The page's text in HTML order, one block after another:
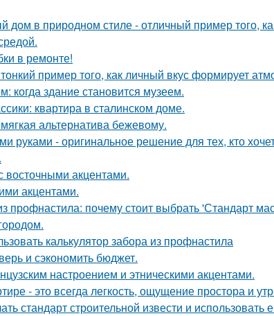
в природном стиле - отличный пример того,
в ремонте!
пример того, как личный вкус формирует
когда здание становится музеем.
квартира в сталинском доме.
альтернатива бежевому.
руками - оригинальное решение для тех, кто
акцентами.
акцентами.
профнастила: почему стоит выбрать 'Стандарт
калькулятор забора из профнастила
и сэкономить бюджет.
настроением и этническими акцентами.
- это всегда легкость, ощущение простора и
стандарт строительной извести и использовать